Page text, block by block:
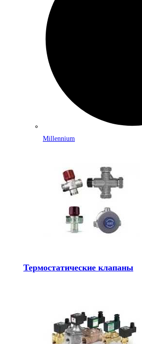
Millennium
Термостатические клапаны